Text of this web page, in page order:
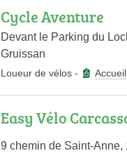
Cycle Aventure
Devant le Parking du
Gruissan
Loueur de vélos -
Easy Vélo
9 chemin de Saint-Anne,